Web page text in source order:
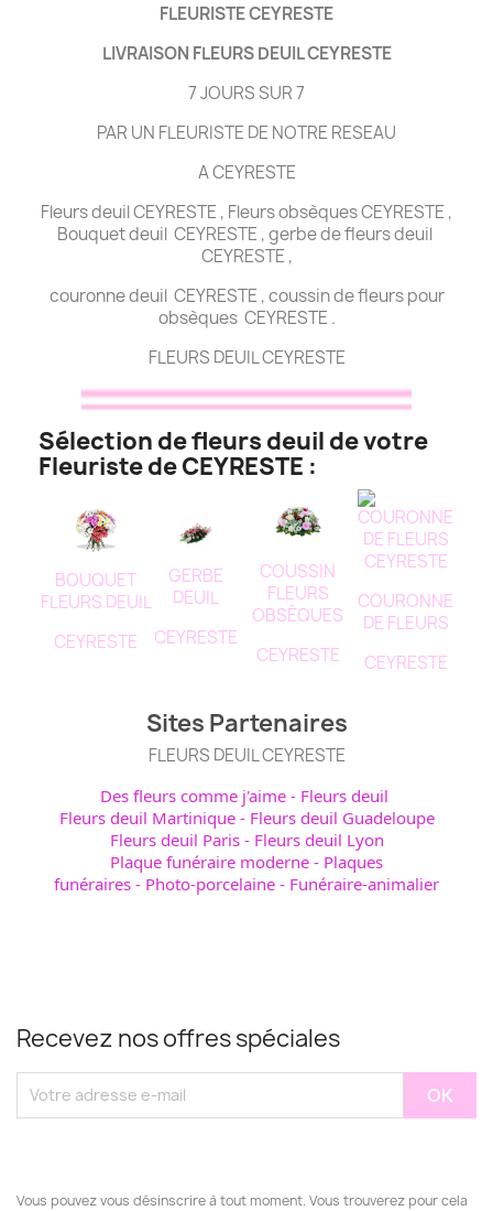
FLEURISTE CEYRESTE
LIVRAISON FLEURS DEUIL CEYRESTE
7 JOURS SUR 7
PAR UN FLEURISTE DE NOTRE RESEAU
A CEYRESTE
Fleurs deuil CEYRESTE , Fleurs obsèques CEYRESTE ,
Bouquet deuil CEYRESTE , gerbe de fleurs deuil
CEYRESTE ,
couronne deuil CEYRESTE , coussin de fleurs pour
obsèques CEYRESTE .
FLEURS DEUIL CEYRESTE
Sélection de fleurs deuil de votre
Fleuriste de CEYRESTE :
BOUQUET
FLEURS DEUIL
CEYRESTE
GERBE
DEUIL
CEYRESTE
COUSSIN
FLEURS
OBSÈQUES
CEYRESTE
COURONNE
DE FLEURS
CEYRESTE
Sites Partenaires
FLEURS DEUIL CEYRESTE
Des fleurs comme j'aime - Fleurs deuil
Fleurs deuil Martinique- Fleurs deuil Guadeloupe
Fleurs deuil Paris- Fleurs deuil Lyon
Plaque funéraire moderne - Plaques
funéraires - Photo-porcelaine - Funéraire-animalier
Recevez nos offres spéciales
Vous pouvez vous désinscrire à tout moment. Vous trouverez pour cela